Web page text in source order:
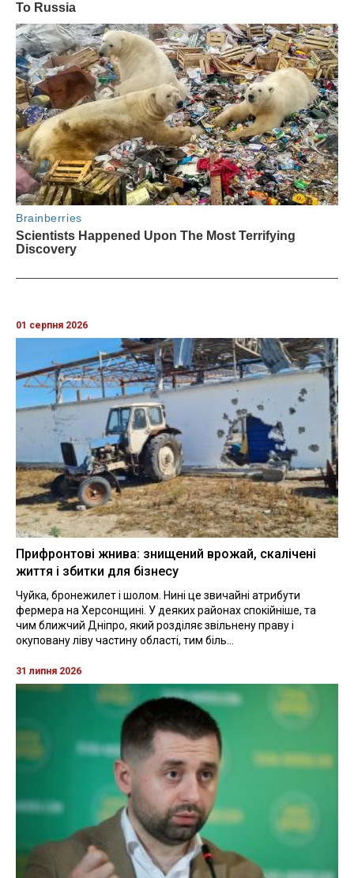
01 серпня 2026
Прифронтові жнива: знищений врожай, скалічені
життя і збитки для бізнесу
Чуйка, бронежилет і шолом. Нині це звичайні атрибути
фермера на Херсонщині. У деяких районах спокійніше, та
чим ближчий Дніпро, який розділяє звільнену праву і
окуповану ліву частину області, тим біль...
31 липня 2026